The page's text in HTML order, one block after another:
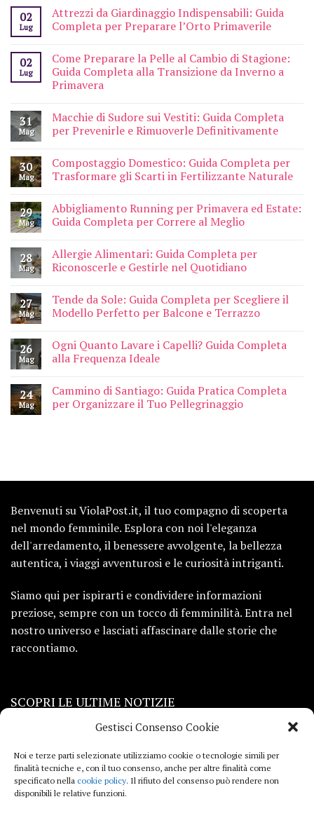
Gestisci Consenso Cookie
Noi e terze parti selezionate utilizziamo cookie o tecnologie simili per
finalità tecniche e, con il tuo consenso, anche per altre finalità come
specificato nella cookie policy. Il rifiuto del consenso può rendere non
disponibili le relative funzioni.
02
Lug
Attrezzi da Giardinaggio Indispensabili: Guida
Completa per Preparare l’Orto Primaverile
02
Lug
Come Preparare la Pelle al Cambio di Stagione:
Guida Completa alla Transizione da Inverno a
Primavera
31
Mag
Macchie di Sudore sui Vestiti: Guida Completa
per Prevenirle e Rimuoverle Definitivamente
30
Mag
Compostaggio Domestico: Guida Completa per
Trasformare gli Scarti in Fertilizzante Naturale
29
Mag
Abbigliamento Running per Primavera ed Estate:
Guida Completa per Correre al Meglio
28
Mag
Allergie Alimentari: Guida Completa per
Riconoscerle e Gestirle nel Quotidiano
27
Mag
Tende da Sole: Guida Completa per Scegliere il
Modello Perfetto per Balcone e Terrazzo
26
Mag
Ogni Quanto Lavare i Capelli? Guida Completa
alla Frequenza Ideale
24
Mag
Cammino di Santiago: Guida Pratica Completa
per Organizzare il Tuo Pellegrinaggio
Benvenuti su ViolaPost.it, il tuo compagno di scoperta
nel mondo femminile. Esplora con noi l'eleganza
dell'arredamento, il benessere avvolgente, la bellezza
autentica, i viaggi avventurosi e le curiosità intriganti.
Siamo qui per ispirarti e condividere informazioni
preziose, sempre con un tocco di femminilità. Entra nel
nostro universo e lasciati affascinare dalle storie che
raccontiamo.
SCOPRI LE ULTIME NOTIZIE
Viaggi
Beauty e benessere